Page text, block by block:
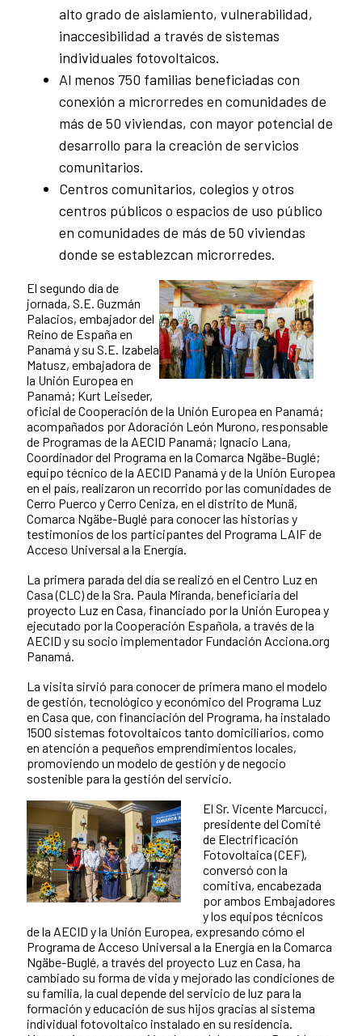
alto grado de aislamiento, vulnerabilidad,
inaccesibilidad a través de sistemas
individuales fotovoltaicos.
Al menos 750 familias beneficiadas con
conexión a microrredes en comunidades de
más de 50 viviendas, con mayor potencial de
desarrollo para la creación de servicios
comunitarios.
Centros comunitarios, colegios y otros
centros públicos o espacios de uso público
en comunidades de más de 50 viviendas
donde se establezcan microrredes.
El segundo día de
jornada, S.E. Guzmán
Palacios, embajador del
Reino de España en
Panamá y su S.E. Izabela
Matusz, embajadora de
la Unión Europea en
Panamá; Kurt Leiseder,
oficial de Cooperación de la Unión Europea en Panamá;
acompañados por Adoración León Murono, responsable
de Programas de la AECID Panamá; Ignacio Lana,
Coordinador del Programa en la Comarca Ngäbe-Buglé;
equipo técnico de la AECID Panamá y de la Unión Europea
en el país, realizaron un recorrido por las comunidades de
Cerro Puerco y Cerro Ceniza, en el distrito de Munä,
Comarca Ngäbe-Buglé para conocer las historias y
testimonios de los participantes del Programa LAIF de
Acceso Universal a la Energía.
La primera parada del día se realizó en el Centro Luz en
Casa (CLC) de la Sra. Paula Miranda, beneficiaria del
proyecto Luz en Casa, financiado por la Unión Europea y
ejecutado por la Cooperación Española, a través de la
AECID y su socio implementador Fundación Acciona.org
Panamá.
La visita sirvió para conocer de primera mano el modelo
de gestión, tecnológico y económico del Programa Luz
en Casa que, con financiación del Programa, ha instalado
1500 sistemas fotovoltaicos tanto domiciliarios, como
en atención a pequeños emprendimientos locales,
promoviendo un modelo de gestión y de negocio
sostenible para la gestión del servicio.
El Sr. Vicente Marcucci,
presidente del Comité
de Electrificación
Fotovoltaica (CEF),
conversó con la
comitiva, encabezada
por ambos Embajadores
y los equipos técnicos
de la AECID y la Unión Europea, expresando cómo el
Programa de Acceso Universal a la Energía en la Comarca
Ngäbe-Buglé, a través del proyecto Luz en Casa, ha
cambiado su forma de vida y mejorado las condiciones de
su familia, la cual depende del servicio de luz para la
formación y educación de sus hijos gracias al sistema
individual fotovoltaico instalado en su residencia.